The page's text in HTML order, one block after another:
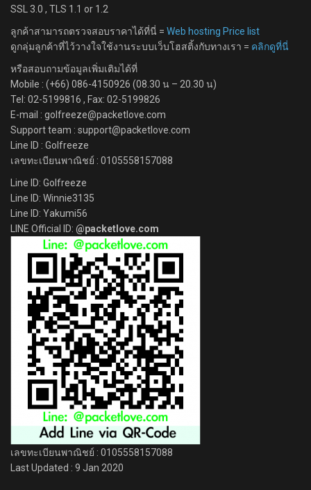
SSL 3.0 , TLS 1.1 or 1.2
ลูกค้าสามารถตรวจสอบราคาได้ที่นี่ = Web hosting Price list
ดูกลุ่มลูกค้าที่ไว้วางใจใช้งานระบบเว็บโฮสติ้งกับทางเรา = คลิกดูที่นี่
หรือสอบถามข้อมูลเพิ่มเติมได้ที่
Mobile : (+66) 086-4150926 (08.30 น – 20.30 น)
Tel: 02-5199816 , Fax: 02-5199826
E-mail : golfreeze@packetlove.com
Support team : support@packetlove.com
Line ID : Golfreeze
เลขทะเบียนพาณิชย์ : 0105558157088
Line ID: Golfreeze
Line ID: Winnie3135
Line ID: Yakumi56
LINE Official ID: @packetlove.com
เลขทะเบียนพาณิชย์ : 0105558157088
Last Updated : 9 Jan 2020